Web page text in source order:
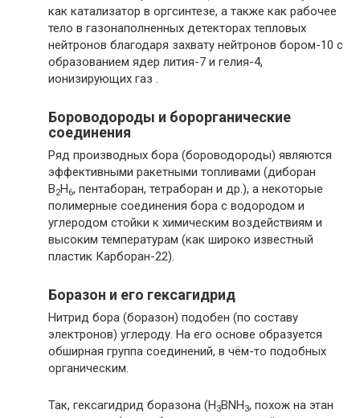
как катализатор в оргсинтезе, а также как рабочее
тело в газонаполненных детекторах тепловых
нейтронов благодаря захвату нейтронов бором-10 с
образованием ядер лития-7 и гелия-4,
ионизирующих газ .
Бороводороды и борорганические
соединения
Ряд производных бора (бороводороды) являются
эффективными ракетными топливами (диборан
B2H 6, пентаборан, тетраборан и др.), а некоторые
полимерные соединения бора с водородом и
углеродом стойки к химическим воздействиям и
высоким температурам (как широко известный
пластик Карборан-22).
Боразон и его гексагидрид
Нитрид бора (боразон) подобен (по составу
электронов) углероду. На его основе образуется
обширная группа соединений, в чём-то подобных
органическим.
Так, гексагидрид боразона (H 3BNH 3, похож на этан